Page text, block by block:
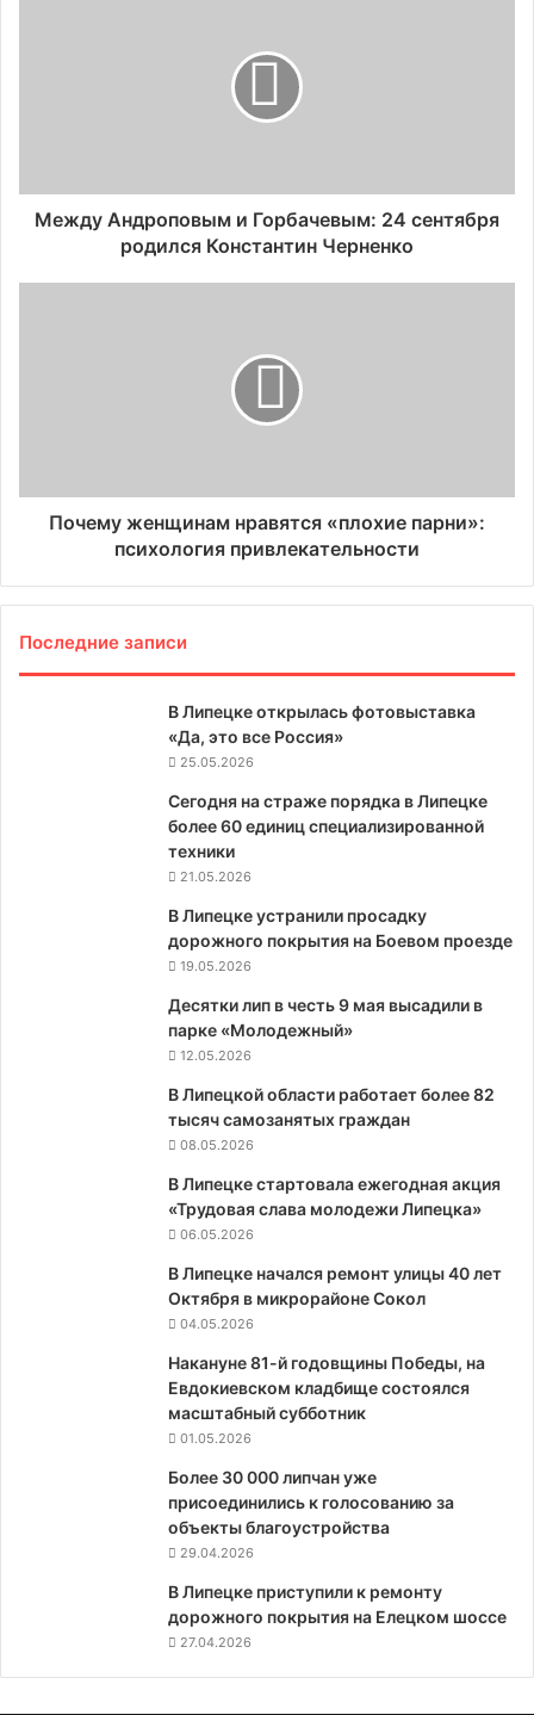
Между Андроповым и Горбачевым: 24 сентября
родился Константин Черненко
Почему женщинам нравятся «плохие парни»:
психология привлекательности
Последние записи
В Липецке открылась фотовыставка
«Да, это все Россия»
25.05.2026
Сегодня на страже порядка в Липецке
более 60 единиц специализированной
техники
21.05.2026
В Липецке устранили просадку
дорожного покрытия на Боевом проезде
19.05.2026
Десятки лип в честь 9 мая высадили в
парке «Молодежный»
12.05.2026
В Липецкой области работает более 82
тысяч самозанятых граждан
08.05.2026
В Липецке стартовала ежегодная акция
«Трудовая слава молодежи Липецка»
06.05.2026
В Липецке начался ремонт улицы 40 лет
Октября в микрорайоне Сокол
04.05.2026
Накануне 81-й годовщины Победы, на
Евдокиевском кладбище состоялся
масштабный субботник
01.05.2026
Более 30 000 липчан уже
присоединились к голосованию за
объекты благоустройства
29.04.2026
В Липецке приступили к ремонту
дорожного покрытия на Елецком шоссе
27.04.2026